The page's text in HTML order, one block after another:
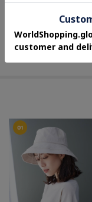
【折り畳み・サイズ調整可／洗える】ブレード キャプリーヌハット
6,930
さらに5%OFF